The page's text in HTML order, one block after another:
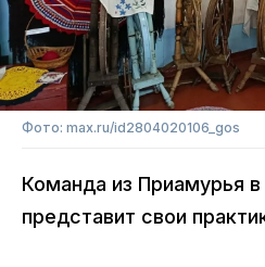
Фото: max.ru/id2804020106_gos
Команда из Приамурья в
представит свои